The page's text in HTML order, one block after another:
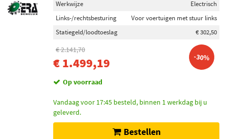
Werkwijze
Electrisch
Links-/rechtsbesturing
Voor voertuigen met stuur links
Statiegeld/loodtoeslag
€ 302,50
€ 2.141,70
€ 1.499,19 -30%
Op voorraad
Vandaag voor 17:45 besteld, binnen 1 werkdag bij u
geleverd.
Bestellen